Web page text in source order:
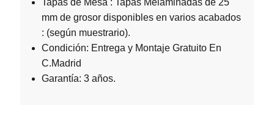
mm de grosor disponibles en varios acabados
: (según muestrario).
Condición: Entrega y Montaje Gratuito En
C.Madrid
Garantía: 3 años.